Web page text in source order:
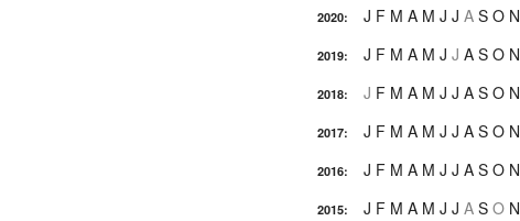
2020: J F M A M J J A S O N
2019: J F M A M J J A S O N
2018: J F M A M J J A S O N
2017: J F M A M J J A S O N
2016: J F M A M J J A S O N
2015: J F M A M J J A S O N